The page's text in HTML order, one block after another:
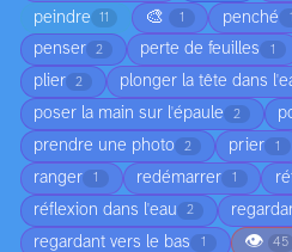
peindre 11 🎨 1 penché 1
penser 2 perte de feuilles 1
plier 2 plonger la tête dans
poser la main sur l'épaule 2
prendre une photo 2 prier 1
ranger 1 redémarrer 1
réflexion dans l'eau 2
regardant vers le bas 1 👁️ 45